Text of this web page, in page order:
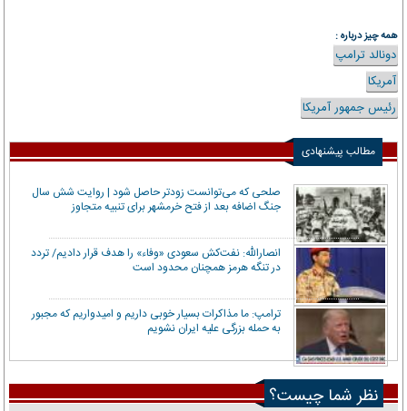
همه چیز درباره :
دونالد ترامپ
آمریکا
رئیس جمهور آمریکا
مطالب پیشنهادی
صلحی که می‌توانست زودتر حاصل شود | روایت شش سال
جنگ اضافه بعد از فتح خرمشهر برای تنبیه متجاوز
انصارالله: نفت‌کش سعودی «وفاء» را هدف قرار دادیم/ تردد
در تنگه هرمز همچنان محدود است
ترامپ: ما مذاکرات بسیار خوبی داریم و امیدواریم که مجبور
به حمله بزرگی علیه ایران نشویم
نظر شما چیست؟